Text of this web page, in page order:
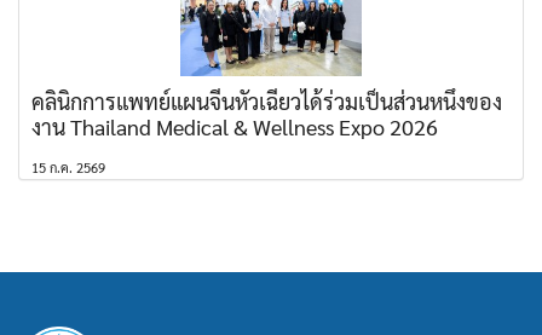
คลินิกการแพทย์แผนจีนหัวเฉียวได้ร่วมเป็นส่วนหนึ่งของ
งาน Thailand Medical & Wellness Expo 2026
15 ก.ค. 2569